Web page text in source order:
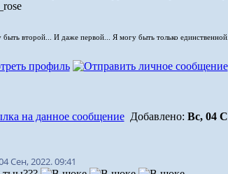
быть второй... И даже первой... Я могу быть только единственной.
Добавлено: Вс, 04
Сен, 2022. 09:41